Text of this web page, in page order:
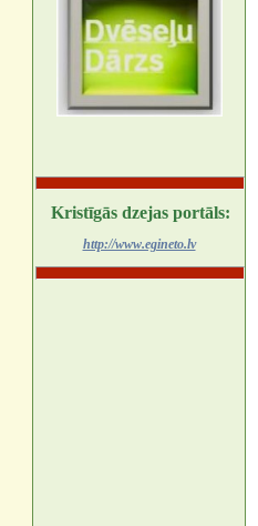
Kristīgās dzejas portāls:
http://www.egineto.lv